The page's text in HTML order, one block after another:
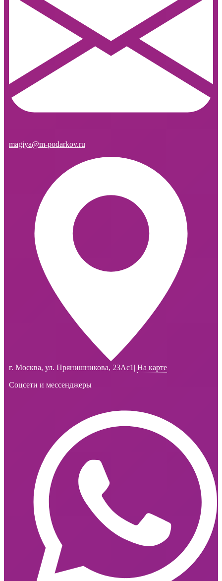
magiya@m-podarkov.ru
г. Москва, ул. Прянишникова, 23Ас1 | На карте
Соцсети и мессенджеры